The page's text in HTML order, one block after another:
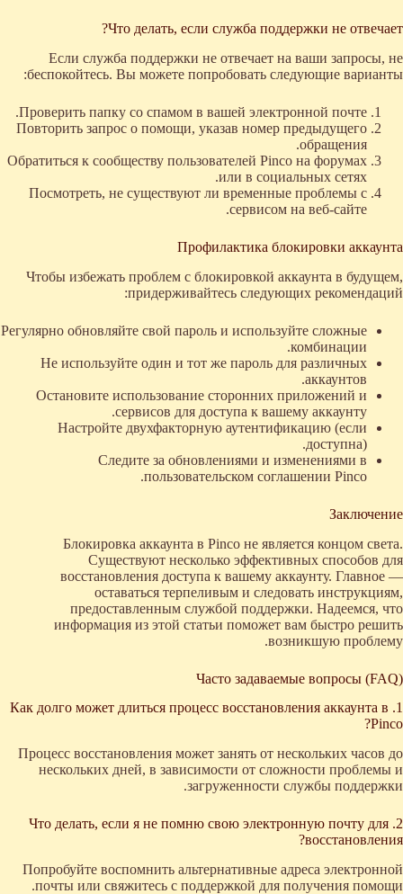
Что делать, если служба поддержки не отвечает?
Если служба поддержки не отвечает на ваши запросы, не
беспокойтесь. Вы можете попробовать следующие варианты:
Проверить папку со спамом в вашей электронной почте.
Повторить запрос о помощи, указав номер предыдущего
обращения.
Обратиться к сообществу пользователей Pinco на форумах
или в социальных сетях.
Посмотреть, не существуют ли временные проблемы с
сервисом на веб-сайте.
Профилактика блокировки аккаунта
Чтобы избежать проблем с блокировкой аккаунта в будущем,
придерживайтесь следующих рекомендаций:
Регулярно обновляйте свой пароль и используйте сложные
комбинации.
Не используйте один и тот же пароль для различных
аккаунтов.
Остановите использование сторонних приложений и
сервисов для доступа к вашему аккаунту.
Настройте двухфакторную аутентификацию (если
доступна).
Следите за обновлениями и изменениями в
пользовательском соглашении Pinco.
Заключение
Блокировка аккаунта в Pinco не является концом света.
Существуют несколько эффективных способов для
восстановления доступа к вашему аккаунту. Главное —
оставаться терпеливым и следовать инструкциям,
предоставленным службой поддержки. Надеемся, что
информация из этой статьи поможет вам быстро решить
возникшую проблему.
Часто задаваемые вопросы (FAQ)
1. Как долго может длиться процесс восстановления аккаунта в
Pinco?
Процесс восстановления может занять от нескольких часов до
нескольких дней, в зависимости от сложности проблемы и
загруженности службы поддержки.
2. Что делать, если я не помню свою электронную почту для
восстановления?
Попробуйте воспомнить альтернативные адреса электронной
почты или свяжитесь с поддержкой для получения помощи.